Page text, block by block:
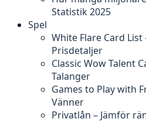
Statistik 2025
Spel
White Flare Card
Prisdetaljer
Classic Wow Talent
Talanger
Games to Play with
Vänner
Privatlån – Jämför